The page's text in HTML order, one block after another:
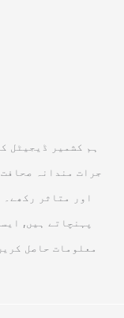
ہم کشمیر ڈیجیٹل
جرات مندانہ
اور متاثر
پہنچاتے ہیں,
معلومات حاصل